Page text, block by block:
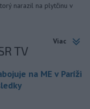
narazil na plytčinu v
Viac
TV
na ME v Paríži